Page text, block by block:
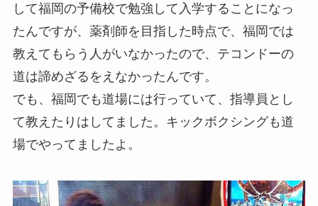
して福岡の予備校で勉強して入学することになっ
たんですが、薬剤師を目指した時点で、福岡では
教えてもらう人がいなかったので、テコンドーの
道は諦めざるをえなかったんです。
でも、福岡でも道場には行っていて、指導員とし
て教えたりはしてました。キックボクシングも道
場でやってましたよ。